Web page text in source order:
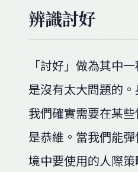
辨識討好
「討好」做為其中
是沒有太大問題的。
我們確實需要在某
是恭維。當我們能
境中要使用的人際